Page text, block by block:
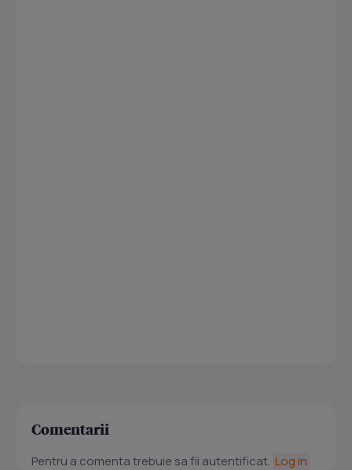
Comentarii
Pentru a comenta trebuie sa fii autentificat. Log in